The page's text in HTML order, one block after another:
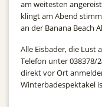
am weitesten
klingt am Abend
an der Banana Beach
Alle Eisbader, die Lust
Telefon unter 038378/
direkt vor Ort
Winterbadespektakel